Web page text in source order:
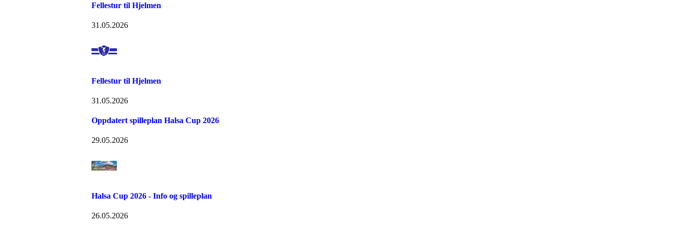
Fellestur til Hjelmen
31.05.2026
Fellestur til Hjelmen
31.05.2026
Oppdatert spilleplan Halsa Cup 2026
29.05.2026
Halsa Cup 2026 - Info og spilleplan
26.05.2026